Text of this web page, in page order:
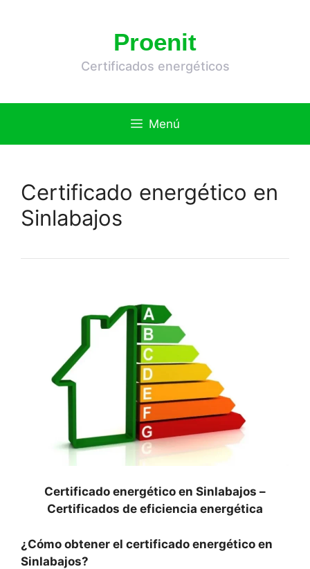
Proenit
Certificados energéticos
Menú
Certificado energético en
Sinlabajos
Certificado energético en Sinlabajos –
Certificados de eficiencia energética
¿Cómo obtener el certificado energético en
Sinlabajos?